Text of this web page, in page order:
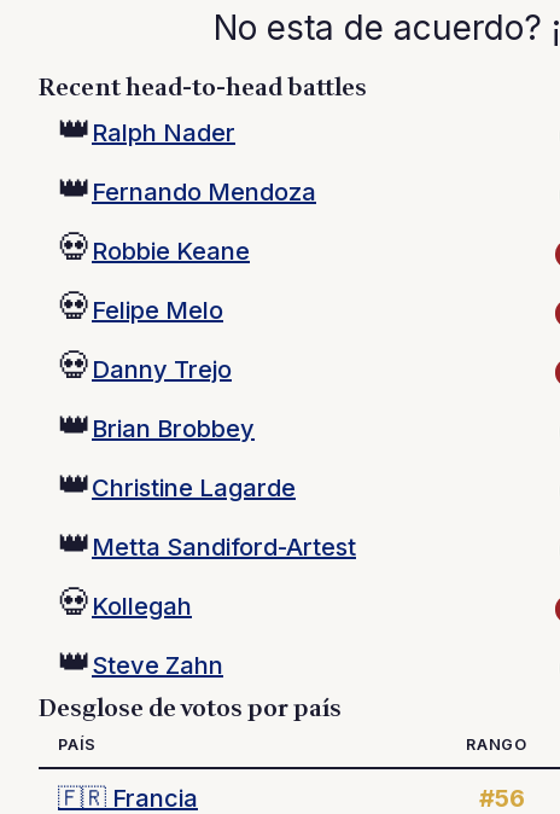
No esta de acuerdo?
Recent head-to-head battles
👑 Ralph Nader
👑 Fernando Mendoza
💀 Robbie Keane
💀 Felipe Melo
💀 Danny Trejo
👑 Brian Brobbey
👑Christine Lagarde
👑 Metta Sandiford-Artest
💀 Kollegah
👑Steve Zahn
Desglose de votos por país
PAÍS RANGO
🇫🇷 Francia #56